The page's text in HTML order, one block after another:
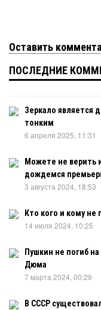
Оставить
ПОСЛЕДНИЕ
Зеркало является
тонким
6 апреля 2025, 11:31
Можете не верить
дождемся
3 августа 2024, 18:53
Кто кого и кому не
14 июля 2024, 10:25
Пушкин не погиб
Дюма
7 марта 2024, 00:29
В СССР